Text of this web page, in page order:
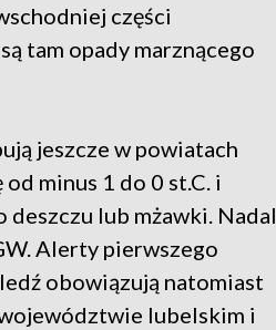
części
tam opady marznącego
jeszcze w powiatach
minus 1 do 0 st.C. i
deszczu lub mżawki. Nadal
Alerty pierwszego
obowiązują natomiast
lubelskim i